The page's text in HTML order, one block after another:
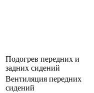
Подогрев передних и
задних сидений
Вентиляция передних
сидений